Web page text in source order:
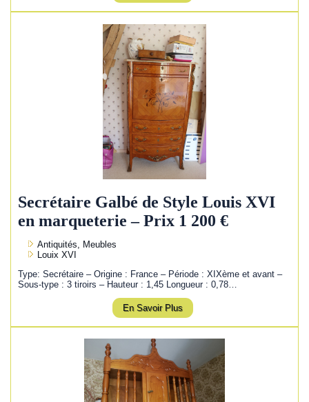
Secrétaire Galbé de Style Louis XVI
en marqueterie – Prix 1 200 €
Antiquités, Meubles
Louix XVI
Type: Secrétaire – Origine : France – Période : XIXème et avant –
Sous-type : 3 tiroirs – Hauteur : 1,45 Longueur : 0,78…
En Savoir Plus